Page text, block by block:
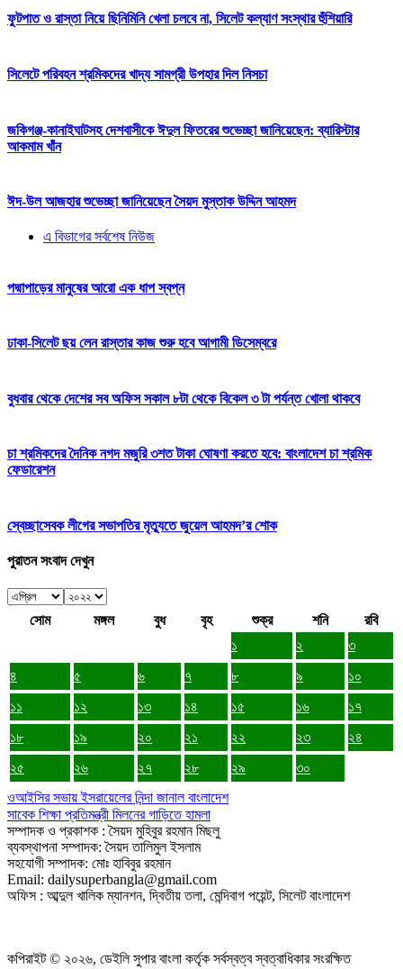
ফুটপাত ও রাস্তা নিয়ে ছিনিমিনি খেলা চলবে না, সিলেট কল্যাণ সংস্থার হুঁশিয়ারি
সিলেটে পরিবহন শ্রমিকদের খাদ্য সামগ্রী উপহার দিল নিসচা
জকিগঞ্জ-কানাইঘাটসহ দেশবাসীকে ঈদুল ফিতরের শুভেচ্ছা জানিয়েছেন: ব্যারিস্টার
আকমাম খাঁন
ঈদ-উল আজহার শুভেচ্ছা জানিয়েছেন সৈয়দ মুস্তাক উদ্দিন আহমদ
এ বিভাগের সর্বশেষ নিউজ
পদ্মাপাড়ের মানুষের আরো এক ধাপ স্বপ্ন
ঢাকা-সিলেট ছয় লেন রাস্তার কাজ শুরু হবে আগামী ডিসেম্বরে
বুধবার থেকে দেশের সব অফিস সকাল ৮টা থেকে বিকেল ৩ টা পর্যন্ত খোলা থাকবে
চা শ্রমিকদের দৈনিক নগদ মজুরি ৩শত টাকা ঘোষণা করতে হবে: বাংলাদেশ চা শ্রমিক
ফেডারেশন
স্বেচ্ছাসেবক লীগের সভাপতির মৃত্যুতে জুয়েল আহমদ’র শোক
পুরাতন সংবাদ দেখুন
সোম মঙ্গল বুধ বৃহ শুক্র শনি
রবি
১
২
৩
৪
৫ ৬ ৭ ৮ ৯
১০
১১
১২ ১৩ ১৪ ১৫ ১৬
১৭
১৮
১৯ ২০ ২১ ২২ ২৩
২৪
২৫
২৬ ২৭ ২৮ ২৯
৩০
ওআইসির সভায় ইসরায়েলের নিন্দা জানাল বাংলাদেশ
সাবেক শিক্ষা প্রতিমন্ত্রী মিলনের গাড়িতে হামলা
সম্পাদক ও প্রকাশক : সৈয়দ মুহিবুর রহমান মিছলু
ব্যবস্থাপনা সম্পাদক: সৈয়দ তালিমুল ইসলাম
সহযোগী সম্পাদক: মোঃ হাবিবুর রহমান
Email: dailysuperbangla@gmail.com
অফিস : আব্দুল খালিক ম্যানশন, দ্বিতীয় তলা, মেন্দিবাগ পয়েন্ট, সিলেট বাংলাদেশ
কপিরাইট © ২০২৬, ডেইলি সুপার বাংলা কর্তৃক সর্বস্বত্ব স্বত্বাধিকার সংরক্ষিত